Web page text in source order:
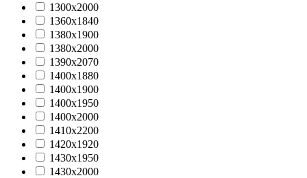
1300х2000
1360х1840
1380х1900
1380х2000
1390х2070
1400х1880
1400х1900
1400х1950
1400х2000
1410х2200
1420х1920
1430х1950
1430х2000